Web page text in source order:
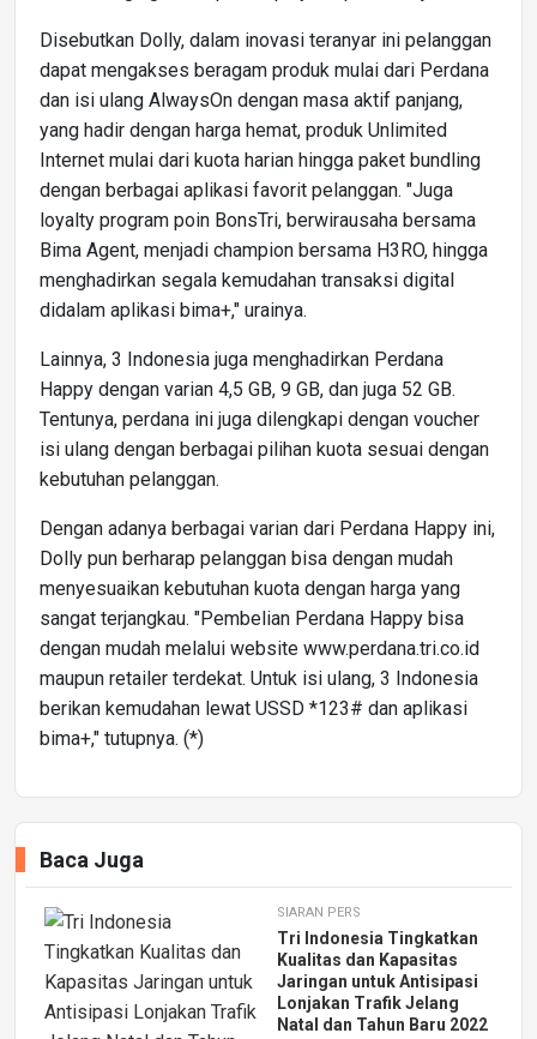
Disebutkan Dolly, dalam inovasi teranyar ini pelanggan
dapat mengakses beragam produk mulai dari Perdana
dan isi ulang AlwaysOn dengan masa aktif panjang,
yang hadir dengan harga hemat, produk Unlimited
Internet mulai dari kuota harian hingga paket bundling
dengan berbagai aplikasi favorit pelanggan. "Juga
loyalty program poin BonsTri, berwirausaha bersama
Bima Agent, menjadi champion bersama H3RO, hingga
menghadirkan segala kemudahan transaksi digital
didalam aplikasi bima+," urainya.
Lainnya, 3 Indonesia juga menghadirkan Perdana
Happy dengan varian 4,5 GB, 9 GB, dan juga 52 GB.
Tentunya, perdana ini juga dilengkapi dengan voucher
isi ulang dengan berbagai pilihan kuota sesuai dengan
kebutuhan pelanggan.
Dengan adanya berbagai varian dari Perdana Happy ini,
Dolly pun berharap pelanggan bisa dengan mudah
menyesuaikan kebutuhan kuota dengan harga yang
sangat terjangkau. "Pembelian Perdana Happy bisa
dengan mudah melalui website www.perdana.tri.co.id
maupun retailer terdekat. Untuk isi ulang, 3 Indonesia
berikan kemudahan lewat USSD *123# dan aplikasi
bima+," tutupnya. (*)
Baca Juga
SIARAN PERS
Tri Indonesia Tingkatkan
Kualitas dan Kapasitas
Jaringan untuk Antisipasi
Lonjakan Trafik Jelang
Natal dan Tahun Baru 2022